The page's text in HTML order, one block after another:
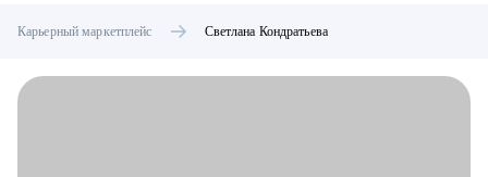
Карьерный маркетплейс Светлана Кондратьева